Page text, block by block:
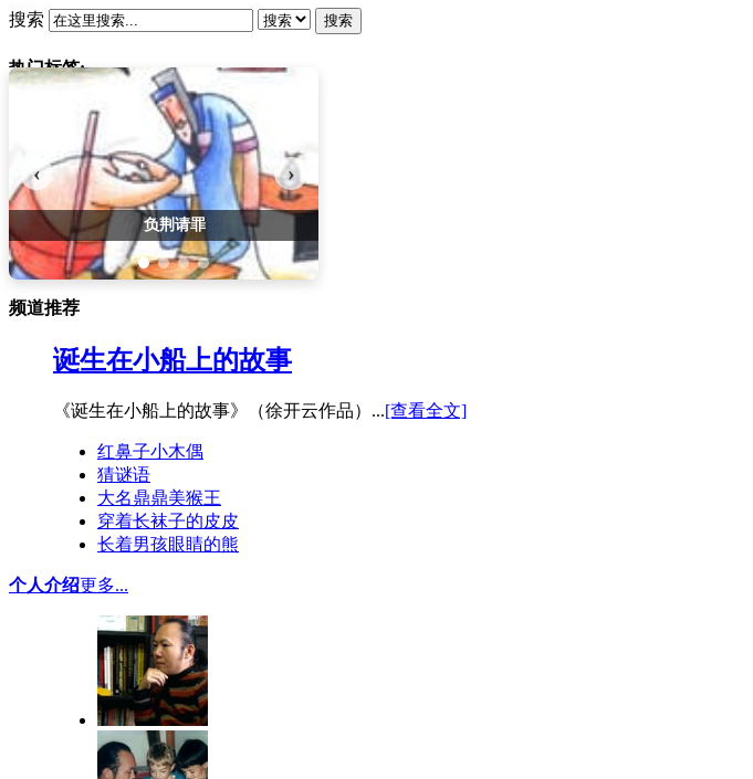
搜索 搜索
热门标签:
三角插折纸
雪人
冬天手工
动物手工
圣诞节手工
驯鹿
卷纸筒手工
花环
圣诞树
天使
挂饰
蜡烛
不会笑的洋娃娃
‹ ›
频道推荐
诞生在小船上的故事
《诞生在小船上的故事》（徐开云作品）...[查看全文]
红鼻子小木偶
猜谜语
大名鼎鼎美猴王
穿着长袜子的皮皮
长着男孩眼睛的熊
个人介绍更多...